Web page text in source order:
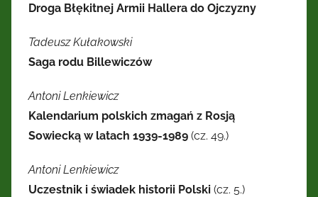
Droga Błękitnej Armii Hallera do Ojczyzny
Tadeusz Kułakowski
Saga rodu Billewiczów
Antoni Lenkiewicz
Kalendarium polskich zmagań z Rosją
Sowiecką w latach 1939-1989 (cz. 49.)
Antoni Lenkiewicz
Uczestnik i świadek historii Polski (cz. 5.)